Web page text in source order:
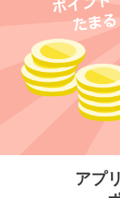
アプ